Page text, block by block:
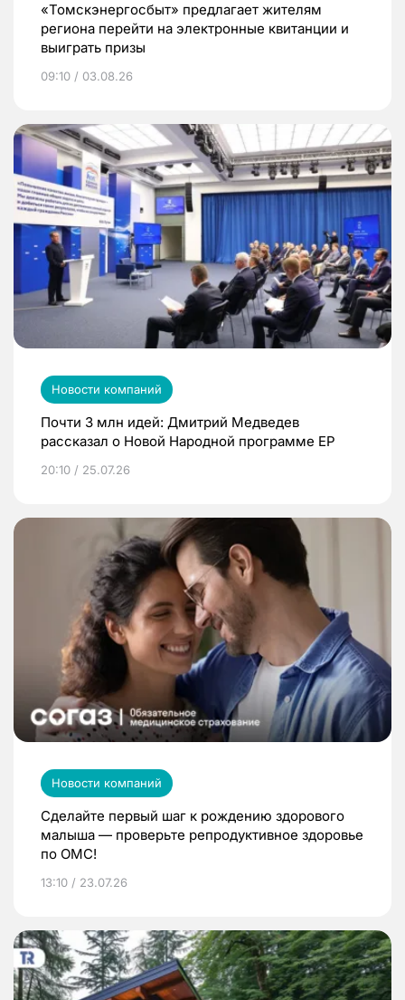
«Томскэнергосбыт» предлагает жителям
региона перейти на электронные квитанции и
выиграть призы
09:10 / 03.08.26
Новости компаний
Почти 3 млн идей: Дмитрий Медведев
рассказал о Новой Народной программе ЕР
20:10 / 25.07.26
Новости компаний
Сделайте первый шаг к рождению здорового
малыша — проверьте репродуктивное здоровье
по ОМС!
13:10 / 23.07.26